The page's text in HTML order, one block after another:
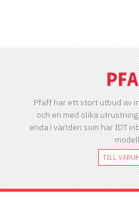
Pfaff har ett stort utbud av
och en med olika
enda i världen som har IDT
TILL